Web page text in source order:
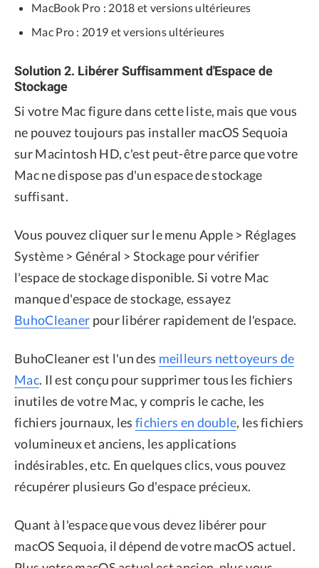
MacBook Pro : 2018 et versions ultérieures
Mac Pro : 2019 et versions ultérieures
Solution 2. Libérer Suffisamment d'Espace de
Stockage
Si votre Mac figure dans cette liste, mais que vous
ne pouvez toujours pas installer macOS Sequoia
sur Macintosh HD, c'est peut-être parce que votre
Mac ne dispose pas d'un espace de stockage
suffisant.
Vous pouvez cliquer sur le menu Apple > Réglages
Système > Général > Stockage pour vérifier
l'espace de stockage disponible. Si votre Mac
manque d'espace de stockage, essayez
BuhoCleaner pour libérer rapidement de l'espace.
BuhoCleaner est l'un des meilleurs nettoyeurs de
Mac. Il est conçu pour supprimer tous les fichiers
inutiles de votre Mac, y compris le cache, les
fichiers journaux, les fichiers en double, les fichiers
volumineux et anciens, les applications
indésirables, etc. En quelques clics, vous pouvez
récupérer plusieurs Go d'espace précieux.
Quant à l'espace que vous devez libérer pour
macOS Sequoia, il dépend de votre macOS actuel.